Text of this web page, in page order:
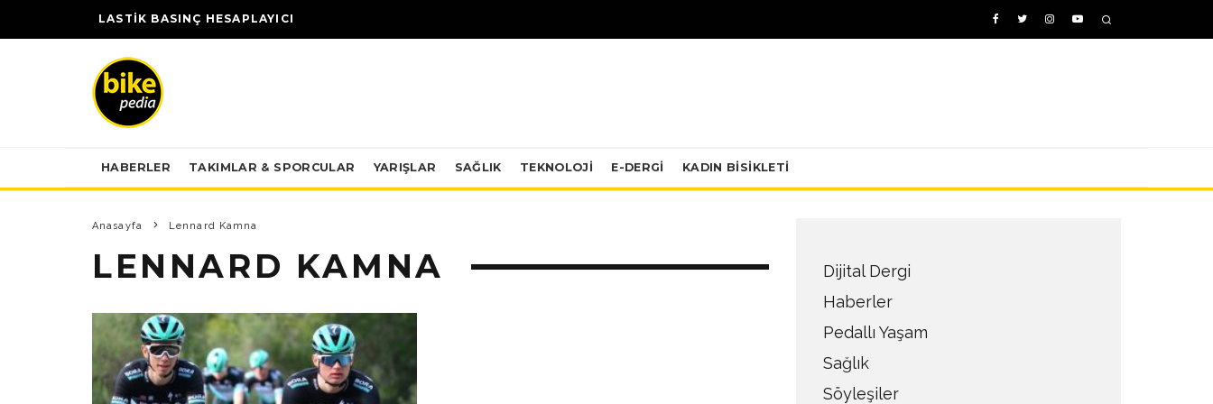
LASTİK BASINÇ HESAPLAYICI
HABERLER TAKIMLAR & SPORCULAR YARIŞLAR SAĞLIK TEKNOLOJI E-DERGİ KADIN BISIKLETI
Anasayfa Lennard Kamna
LENNARD KAMNA
Dijital Dergi
Haberler
Pedallı Yaşam
Sağlık
Söyleşiler